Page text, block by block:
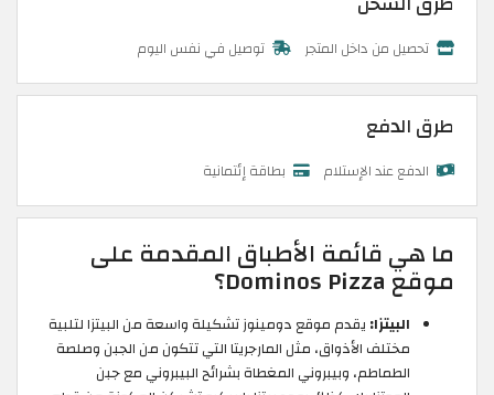
تحصيل من داخل المتجر توصيل في نفس اليوم
طرق الدفع
الدفع عند الإستلام بطاقة إئتمانية
ما هي قائمة الأطباق المقدمة على
موقع Dominos Pizza؟
البيتزا: يقدم موقع دومينوز تشكيلة واسعة من البيتزا لتلبية
مختلف الأذواق، مثل المارجريتا التي تتكون من الجبن وصلصة
الطماطم، وبيبروني المغطاة بشرائح البيبروني مع جبن